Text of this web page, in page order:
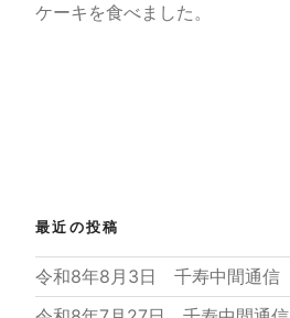
ケーキを食べました。
最近の投稿
令和8年8月3日 千寿中間通信